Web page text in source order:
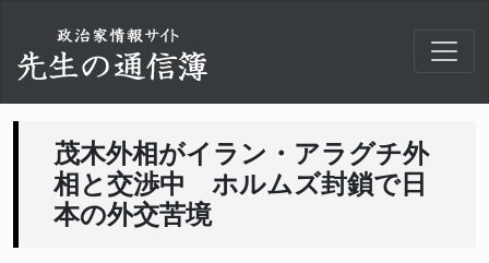
茂木外相がイラン・アラグチ外
相と交渉中 ホルムズ封鎖で日
本の外交苦境